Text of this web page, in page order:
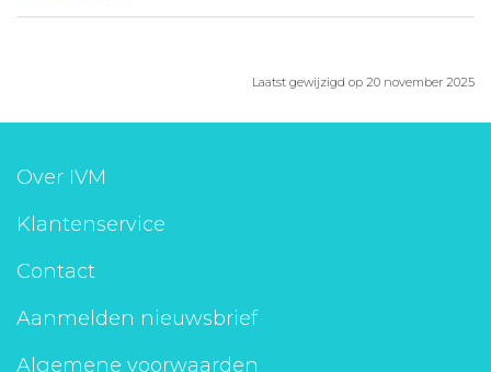
Laatst gewijzigd op 20 november 2025
Over IVM
Klantenservice
Contact
Aanmelden nieuwsbrief
Algemene voorwaarden